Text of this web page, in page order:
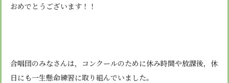
おめでとうございます！！
合唱団のみなさんは，コンクールのために休み時間や放課後，休
日にも一生懸命練習に取り組んでいました。